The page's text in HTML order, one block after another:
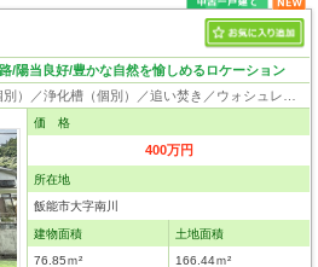
/陽当良好/豊かな自然を愉しめるロケーション
価 格
400万円
所在地
飯能市大字南川
建物面積
76.85ｍ²
土地面積
166.44ｍ²